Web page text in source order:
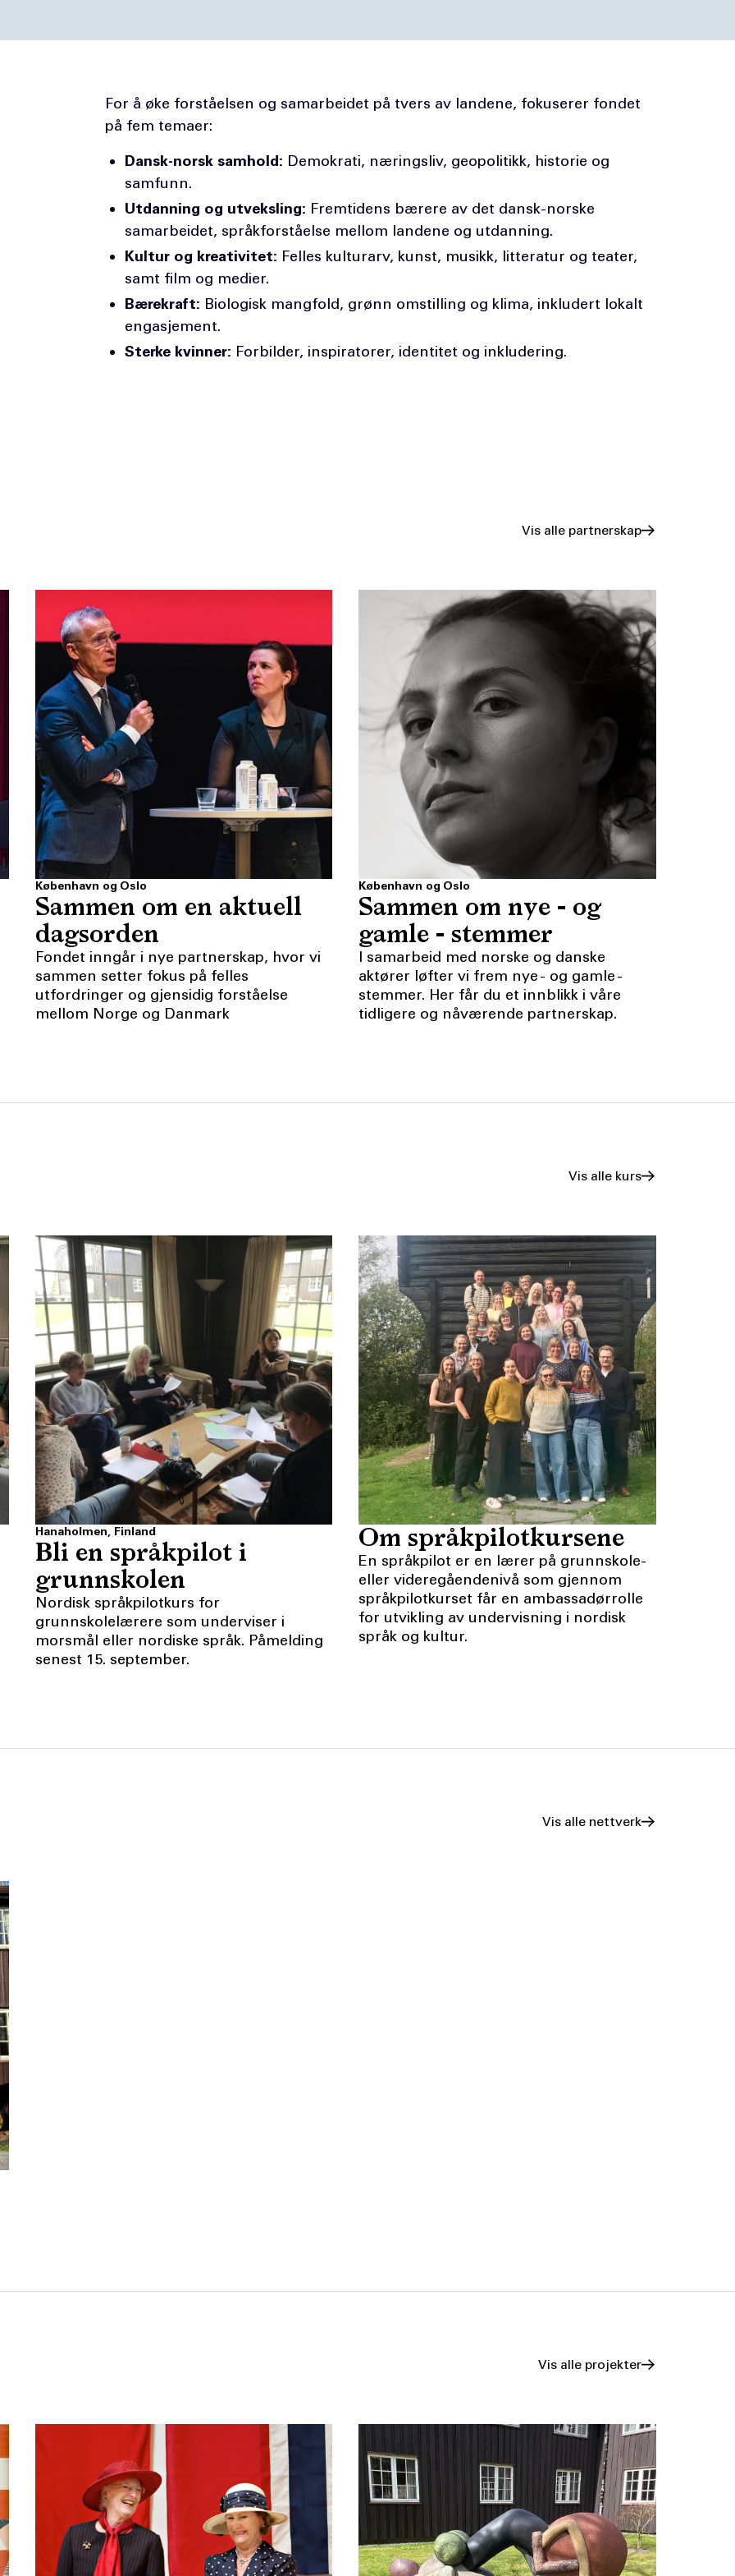
For å øke forståelsen og samarbeidet på tvers av landene, fokuserer fondet
på fem temaer:
Dansk-norsk samhold: Demokrati, næringsliv, geopolitikk, historie og
samfunn.
Utdanning og utveksling: Fremtidens bærere av det dansk-norske
samarbeidet, språkforståelse mellom landene og utdanning.
Kultur og kreativitet: Felles kulturarv, kunst, musikk, litteratur og teater,
samt film og medier.
Bærekraft: Biologisk mangfold, grønn omstilling og klima, inkludert lokalt
engasjement.
Sterke kvinner: Forbilder, inspiratorer, identitet og inkludering.
Vis alle partnerskap
København og Oslo
Sammen om en aktuell
dagsorden
Fondet inngår i nye partnerskap, hvor vi
sammen setter fokus på felles
utfordringer og gjensidig forståelse
mellom Norge og Danmark
København og Oslo
Sammen om nye - og
gamle - stemmer
I samarbeid med norske og danske
aktører løfter vi frem nye - og gamle -
stemmer. Her får du et innblikk i våre
tidligere og nåværende partnerskap.
Vis alle kurs
Hanaholmen, Finland
Bli en språkpilot i
grunnskolen
Nordisk språkpilotkurs for
grunnskolelærere som underviser i
morsmål eller nordiske språk. Påmelding
senest 15. september.
Om språkpilotkursene
En språkpilot er en lærer på grunnskole-
eller videregåendenivå som gjennom
språkpilotkurset får en ambassadørrolle
for utvikling av undervisning i nordisk
språk og kultur.
Vis alle nettverk
Vis alle projekter